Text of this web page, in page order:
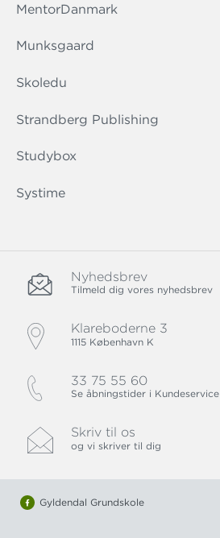
MentorDanmark
Munksgaard
Skoledu
Strandberg Publishing
Studybox
Systime
Nyhedsbrev
Tilmeld dig vores nyhedsbrev
Klareboderne 3
1115 København K
33 75 55 60
Se åbningstider i Kundeservice
Skriv til os
og vi skriver til dig
Gyldendal Grundskole